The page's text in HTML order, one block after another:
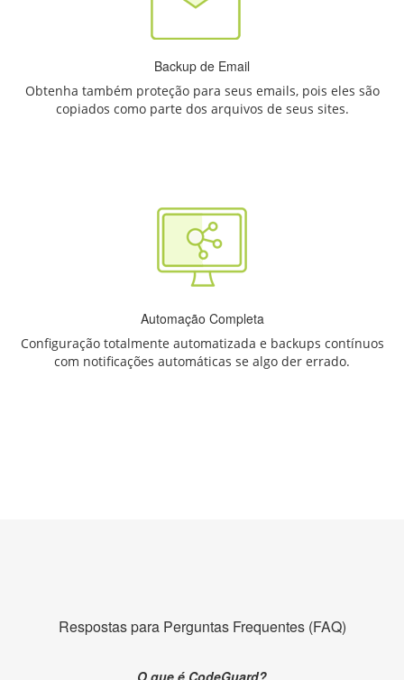
Backup de Email
Obtenha também proteção para seus emails, pois eles são
copiados como parte dos arquivos de seus sites.
Automação Completa
Configuração totalmente automatizada e backups contínuos
com notificações automáticas se algo der errado.
Respostas para Perguntas Frequentes (FAQ)